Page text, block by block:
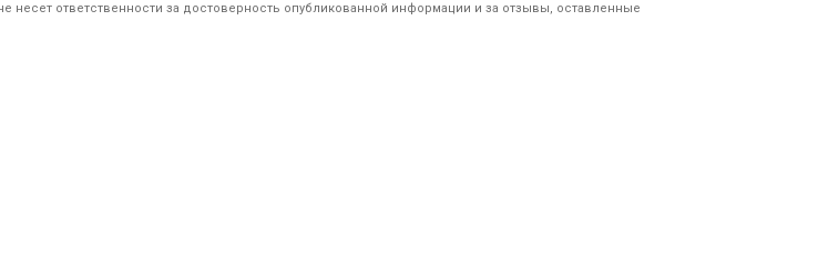
ответственности за достоверность опубликованной информации и за отзывы, оставленные